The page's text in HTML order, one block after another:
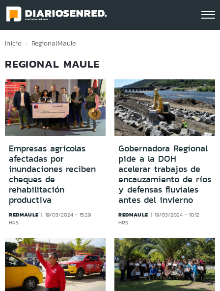
Click acá para ir directamente al contenido
Inicio RegionalMaule
REGIONAL MAULE
Empresas agrícolas
afectadas por
inundaciones reciben
cheques de
rehabilitación
productiva
REDMAULE
19/03/2024 - 15:29
HRS
Gobernadora Regional
pide a la DOH
acelerar trabajos de
encauzamiento de ríos
y defensas fluviales
antes del invierno
REDMAULE
19/03/2024 - 10:12
HRS